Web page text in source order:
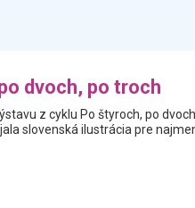
dvoch, po troch
z cyklu Po štyroch, po
slovenská ilustrácia pre